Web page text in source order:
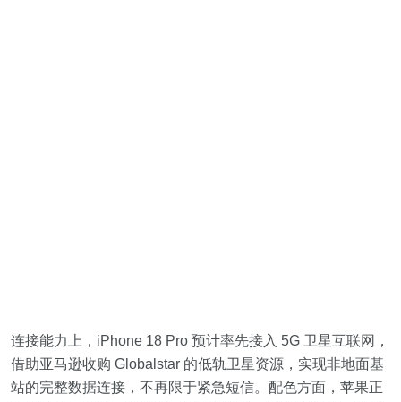
连接能力上，iPhone 18 Pro 预计率先接入 5G 卫星互联网，
借助亚马逊收购 Globalstar 的低轨卫星资源，实现非地面基
站的完整数据连接，不再限于紧急短信。配色方面，苹果正